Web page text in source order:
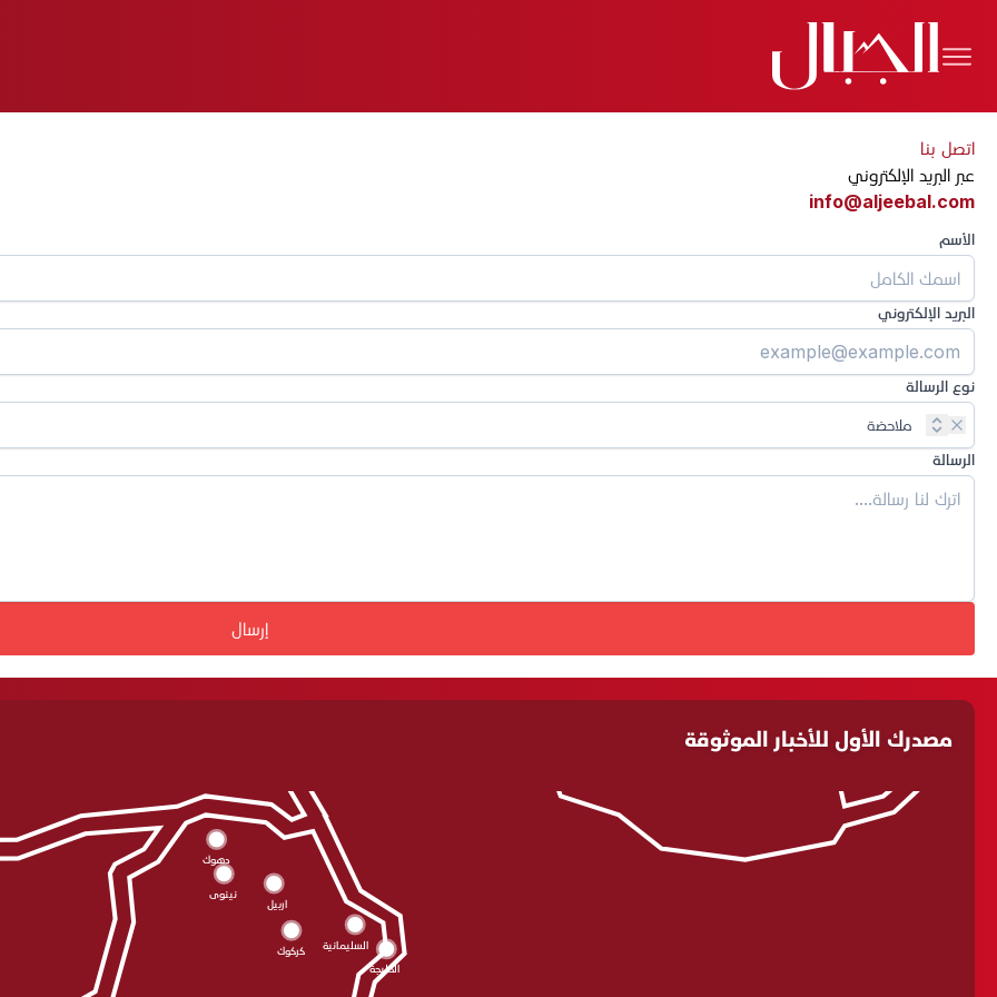
الأسم
البريد الإلكتروني
نوع الرسالة
ملاحضة
الرسالة
إرسال
اتصل بنا
عبر البريد الإلكتروني
info@aljeebal.com
مصدرك الأول للأخبار الموثوقة
الحلبجة
السليمانية
كركوك
اربيل
دهوك
نينوى